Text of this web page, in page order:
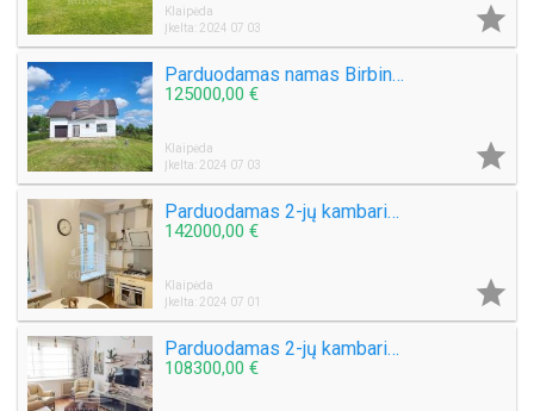
Klaipėda
Įkelta: 2024 07 03

Parduodamas namas Birbinčių k.
125000,00 €
Klaipėda
Įkelta: 2024 07 03

Parduodamas 2-jų kambarių butas Šaulių g.
142000,00 €
Klaipėda
Įkelta: 2024 07 01

Parduodamas 2-jų kambarių su holu butas Vaidaugų g.
108300,00 €